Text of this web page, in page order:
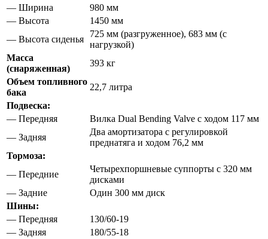
— Ширина
980 мм
— Высота
1450 мм
— Высота сиденья
725 мм (разгруженное), 683 мм (с
нагрузкой)
Масса
(снаряженная)
393 кг
Объем топливного
бака
22,7 литра
Подвеска:
— Передняя
Вилка Dual Bending Valve с ходом 117 мм
— Задняя
Два амортизатора с регулировкой
преднатяга и ходом 76,2 мм
Тормоза:
— Передние
Четырехпоршневые суппорты с 320 мм
дисками
— Задние
Один 300 мм диск
Шины:
— Передняя
130/60-19
— Задняя
180/55-18